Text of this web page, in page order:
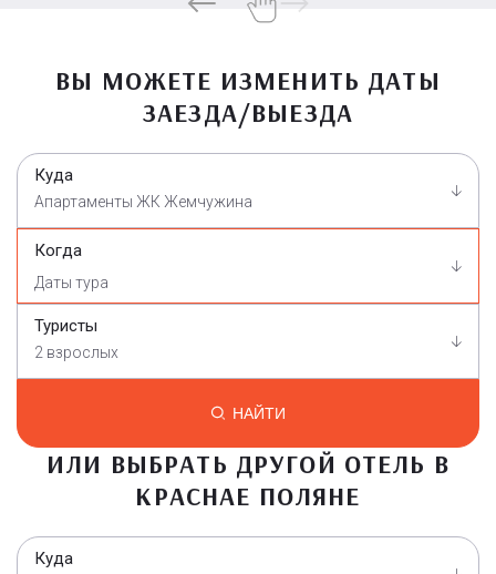
ВЫ МОЖЕТЕ ИЗМЕНИТЬ ДАТЫ
ЗАЕЗДА/ВЫЕЗДА
Куда
Апартаменты ЖК Жемчужина
Когда
Туристы
2 взрослых
НАЙТИ
ИЛИ ВЫБРАТЬ ДРУГОЙ ОТЕЛЬ В
КРАСНАЕ ПОЛЯНЕ
Куда